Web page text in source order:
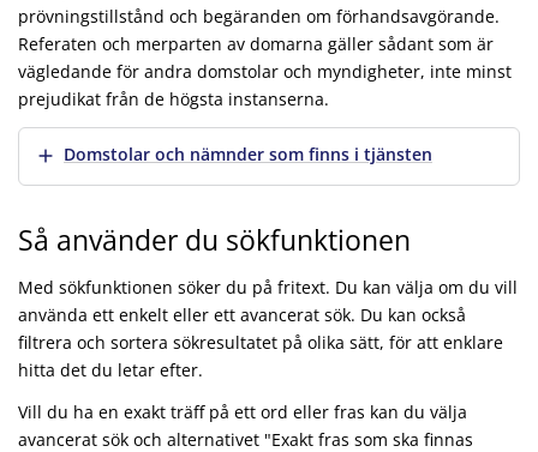
prövningstillstånd och begäranden om förhandsavgörande.
Referaten och merparten av domarna gäller sådant som är
vägledande för andra domstolar och myndigheter, inte minst
prejudikat från de högsta instanserna.
Visa merDomstolar och nämnder som finns i tjänsten
Så använder du sökfunktionen
Med sökfunktionen söker du på fritext. Du kan välja om du vill
använda ett enkelt eller ett avancerat sök. Du kan också
filtrera och sortera sökresultatet på olika sätt, för att enklare
hitta det du letar efter.
Vill du ha en exakt träff på ett ord eller fras kan du välja
avancerat sök och alternativet "Exakt fras som ska finnas